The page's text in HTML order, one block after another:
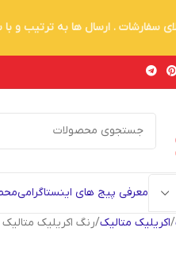
معرفی پیج های اینستاگرامی
اکریلیک متالیک رنگ اکریلیک متالیک
سفارشات . ارسال ها به ترتیب و